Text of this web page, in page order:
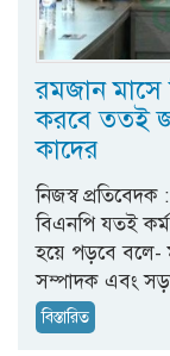
রমজান মাসে
করবে ততই
কাদের
নিজস্ব
বিএনপি যতই
হয়ে পড়বে বলে-
সম্পাদক এবং
বিস্তারিত